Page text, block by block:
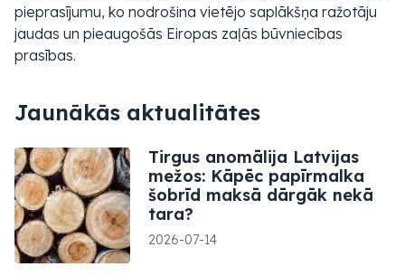
pieprasījumu, ko nodrošina vietējo saplākšņa ražotāju
jaudas un pieaugošās Eiropas zaļās būvniecības
prasības.
Jaunākās aktualitātes
Tirgus anomālija Latvijas
mežos: Kāpēc papīrmalka
šobrīd maksā dārgāk nekā
tara?
2026-07-14